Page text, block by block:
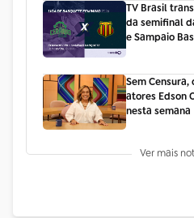
TV Brasil
da semifinal
e Sampaio
Sem Censura,
atores Edson
nesta semana
Ver mais